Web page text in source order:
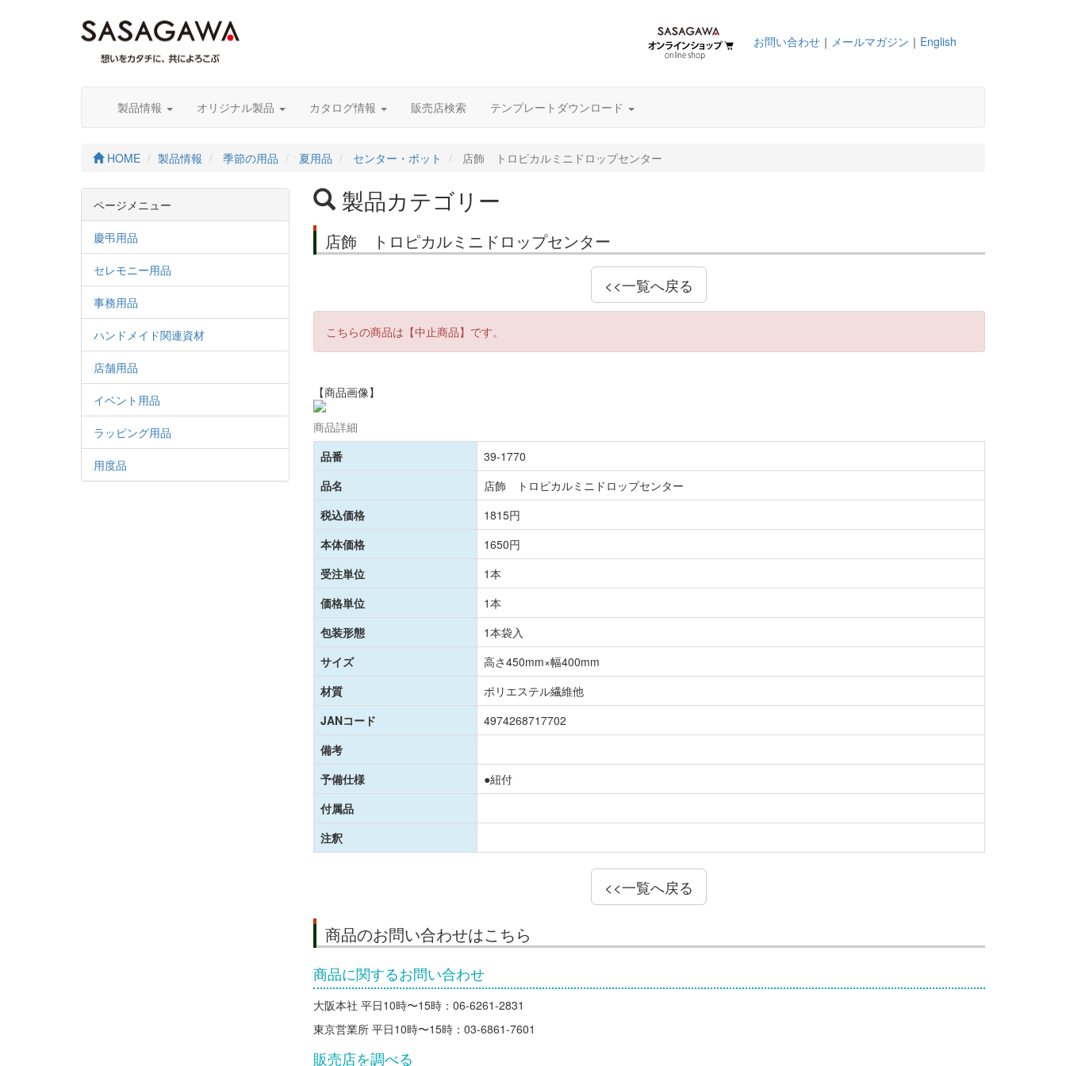
お問い合わせ｜ メールマガジン ｜ English
製品情報 オリジナル製品 カタログ情報 販売店検索 テンプレートダウンロード
HOME 製品情報 季節の用品 夏用品 センター・ポット 店飾 トロピカルミニドロップセンター
ページメニュー
慶弔用品
セレモニー用品
事務用品
ハンドメイド関連資材
店舗用品
イベント用品
ラッピング用品
用度品
製品カテゴリー
店飾 トロピカルミニドロップセンター
<<一覧へ戻る
こちらの商品は【中止商品】です。
【商品画像】
商品詳細
品番
39-1770
品名
店飾 トロピカルミニドロップセンター
税込価格
1815円
本体価格
1650円
受注単位
1本
価格単位
1本
包装形態
1本袋入
サイズ
高さ450mm×幅400mm
材質
ポリエステル繊維他
JANコード
4974268717702
備考
予備仕様
●紐付
付属品
注釈
<<一覧へ戻る
商品のお問い合わせはこちら
商品に関するお問い合わせ
大阪本社 平日10時〜15時：06-6261-2831
東京営業所 平日10時〜15時：03-6861-7601
販売店を調べる